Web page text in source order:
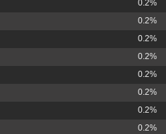
0.2%
0.2%
0.2%
0.2%
0.2%
0.2%
0.2%
0.2%